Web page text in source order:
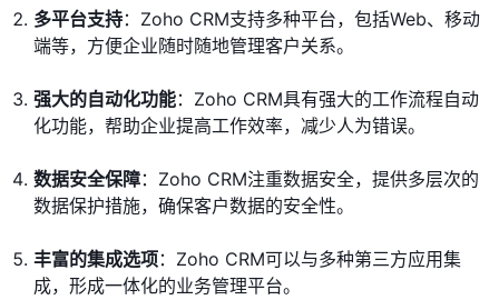
多平台支持：Zoho CRM支持多种平台，包括Web、移动
端等，方便企业随时随地管理客户关系。
强大的自动化功能：Zoho CRM具有强大的工作流程自动
化功能，帮助企业提高工作效率，减少人为错误。
数据安全保障：Zoho CRM注重数据安全，提供多层次的
数据保护措施，确保客户数据的安全性。
丰富的集成选项：Zoho CRM可以与多种第三方应用集
成，形成一体化的业务管理平台。